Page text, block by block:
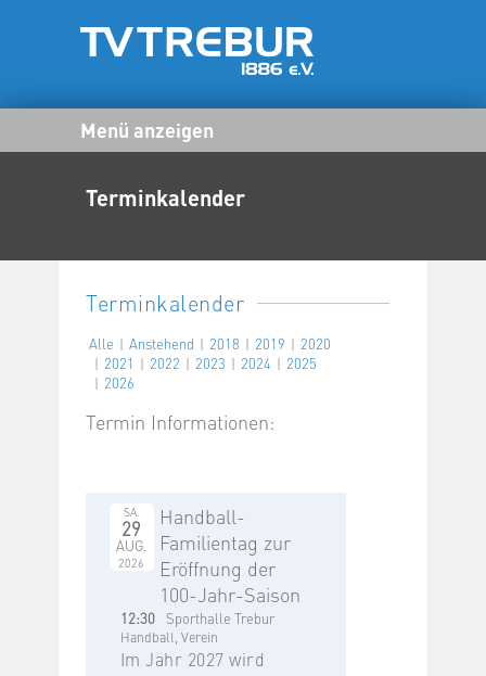
Menü anzeigen
Terminkalender
Terminkalender
Alle Anstehend 2018 2019
2020
2021
2022 2023 2024
2025
2026
Termin Informationen:
SA.
29
AUG.
2026
Handball-
Familientag zur
Eröffnung der
100-Jahr-Saison
12:30 Sporthalle Trebur
Handball, Verein
Im Jahr 2027 wird